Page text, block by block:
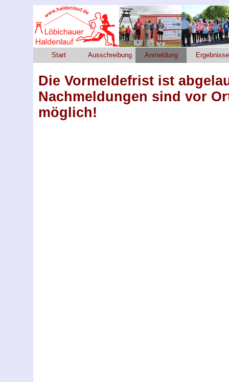
Start Ausschreibung Anmeldung Ergebnisse
Die Vormeldefrist ist
Nachmeldungen sind vor
möglich!